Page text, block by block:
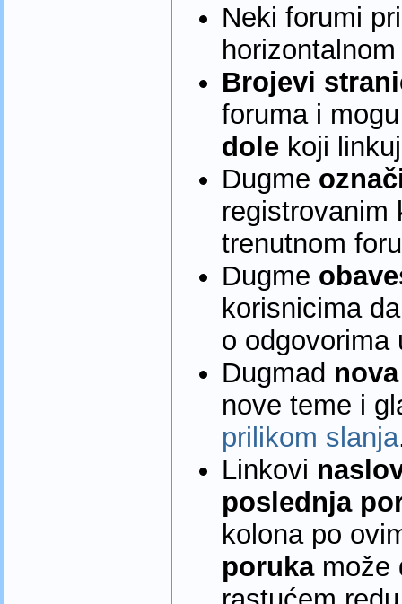
Neki forumi
Brojevi
foruma i
dolekoji
Dugme
registrovanim
trenutnom
Dugme
korisnicima
o odgovorima
Dugmad
nove teme i
prilikom slanja
Linkovi
poslednja
kolona po
porukamože